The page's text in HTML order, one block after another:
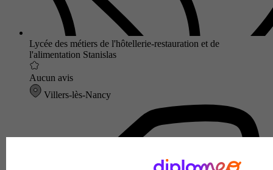
Lycée des métiers de l'hôtellerie-restauration et de
l'alimentation Stanislas
Aucun avis
Villers-lès-Nancy